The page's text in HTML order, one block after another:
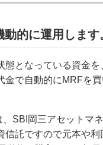
的に運用します
となっている資金を
で自動的にMRFを
SBI岡三アセットマ
託ですので元本や